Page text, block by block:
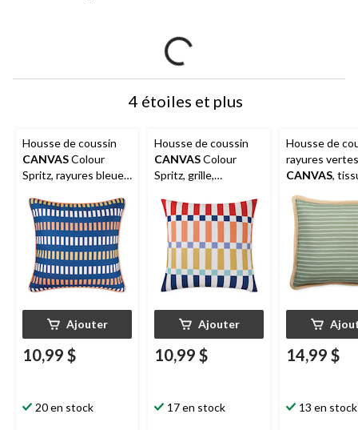
4 étoiles et plus
Housse de coussin
CANVASColour
Spritz, rayures bleues,
housse de coussin
seulement, 18 x 18 po
Ajouter
10,99 $
20 en stock
Housse de coussin
CANVASColour
Spritz, grille,
housse de coussin
seulement, 18 x 18 po
Ajouter
10,99 $
17 en stock
Housse de
rayures vertes
CANVAS,
taches et à la
décoloration,
housse sans
18 x 18 po
14,99 $
13 en stock